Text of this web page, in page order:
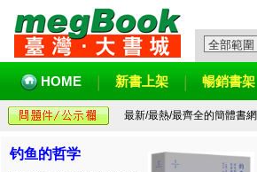
HOME 新書上架 暢銷書架
最新/最熱/最齊全的簡體書網
钓鱼的哲学